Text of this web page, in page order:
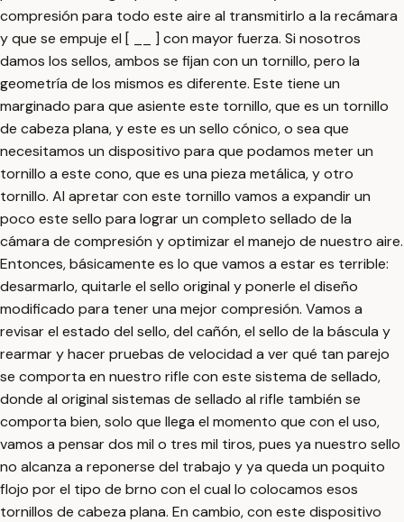
compresión para todo este aire al transmitirlo a la recámara
y que se empuje el [ __ ] con mayor fuerza. Si nosotros
damos los sellos, ambos se fijan con un tornillo, pero la
geometría de los mismos es diferente. Este tiene un
marginado para que asiente este tornillo, que es un tornillo
de cabeza plana, y este es un sello cónico, o sea que
necesitamos un dispositivo para que podamos meter un
tornillo a este cono, que es una pieza metálica, y otro
tornillo. Al apretar con este tornillo vamos a expandir un
poco este sello para lograr un completo sellado de la
cámara de compresión y optimizar el manejo de nuestro aire.
Entonces, básicamente es lo que vamos a estar es terrible:
desarmarlo, quitarle el sello original y ponerle el diseño
modificado para tener una mejor compresión. Vamos a
revisar el estado del sello, del cañón, el sello de la báscula y
rearmar y hacer pruebas de velocidad a ver qué tan parejo
se comporta en nuestro rifle con este sistema de sellado,
donde al original sistemas de sellado al rifle también se
comporta bien, solo que llega el momento que con el uso,
vamos a pensar dos mil o tres mil tiros, pues ya nuestro sello
no alcanza a reponerse del trabajo y ya queda un poquito
flojo por el tipo de brno con el cual lo colocamos esos
tornillos de cabeza plana. En cambio, con este dispositivo